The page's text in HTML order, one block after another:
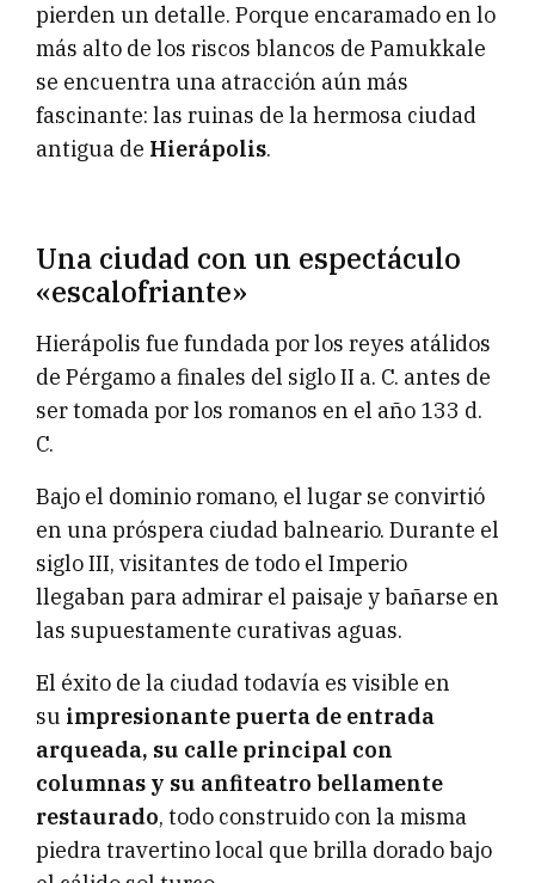
pierden un detalle. Porque encaramado en lo
más alto de los riscos blancos de Pamukkale
se encuentra una atracción aún más
fascinante: las ruinas de la hermosa ciudad
antigua de Hierápolis.
Una ciudad con un espectáculo
«escalofriante»
Hierápolis fue fundada por los reyes atálidos
de Pérgamo a finales del siglo II a. C. antes de
ser tomada por los romanos en el año 133 d.
C.
Bajo el dominio romano, el lugar se convirtió
en una próspera ciudad balneario. Durante el
siglo III, visitantes de todo el Imperio
llegaban para admirar el paisaje y bañarse en
las supuestamente curativas aguas.
El éxito de la ciudad todavía es visible en
su impresionante puerta de entrada
arqueada, su calle principal con
columnas y su anfiteatro bellamente
restaurado, todo construido con la misma
piedra travertino local que brilla dorado bajo